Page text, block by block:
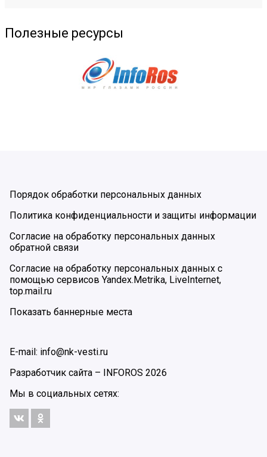
Полезные ресурсы
Порядок обработки персональных данных
Политика конфиденциальности и защиты информации
Согласие на обработку персональных данных
обратной связи
Согласие на обработку персональных данных с
помощью сервисов Yandex.Metrika, LiveInternet,
top.mail.ru
Показать баннерные места
E-mail: info@nk-vesti.ru
Разработчик сайта –
INFOROS 2026
Мы в социальных сетях: